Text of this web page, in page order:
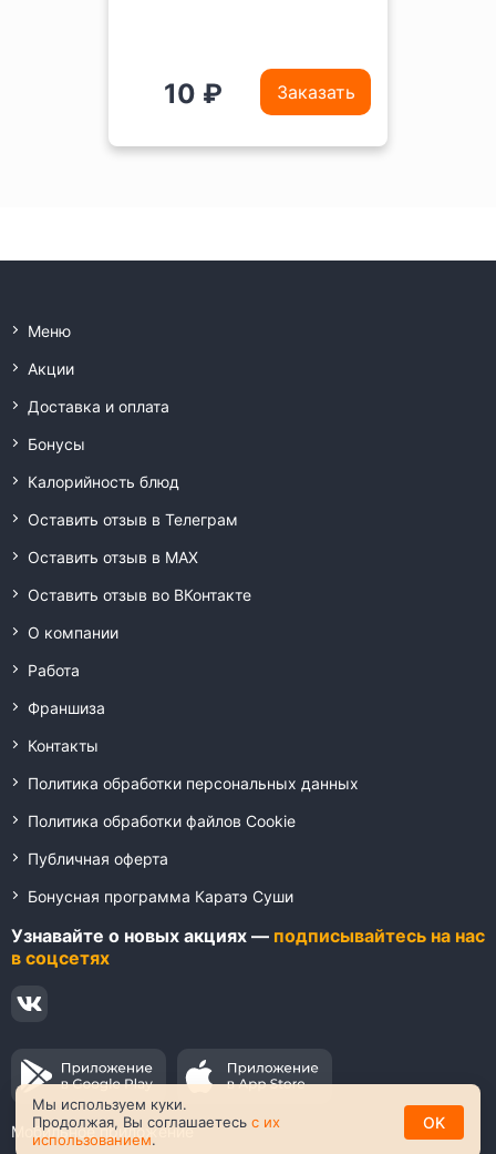
10 ₽ Заказать
Меню
Акции
Доставка и оплата
Бонусы
Калорийность блюд
Оставить отзыв в Телеграм
Оставить отзыв в MAX
Оставить отзыв во ВКонтакте
О компании
Работа
Франшиза
Контакты
Политика обработки персональных данных
Политика обработки файлов Cookie
Публичная оферта
Бонусная программа Каратэ Суши
Узнавайте о новых акциях — подписывайтесь на нас
в соцсетях
Мобильное приложение
Мы используем куки.
Продолжая, Вы соглашаетесь с их
использованием.
OK